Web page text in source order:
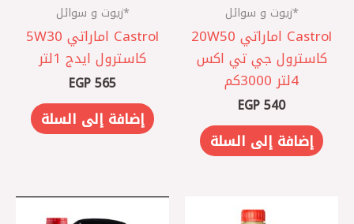
*زيوت و سوائل
Castrol اماراتي 20W50
كاسترول جي تي اكس
4لتر 3000كم
EGP540
إضافة إلى السلة
*زيوت و سوائل
Castrol اماراتي 5W30
كاسترول ايدج 1لتر
EGP565
إضافة إلى السلة